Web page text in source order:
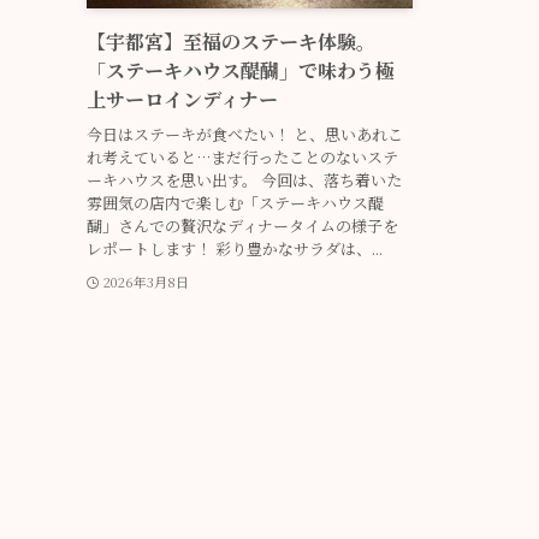
【宇都宮】至福のステーキ体験。
「ステーキハウス醍醐」で味わう極
上サーロインディナー
今日はステーキが食べたい！ と、思いあれこ
れ考えていると…まだ行ったことのないステ
ーキハウスを思い出す。 今回は、落ち着いた
雰囲気の店内で楽しむ「ステーキハウス醍
醐」さんでの贅沢なディナータイムの様子を
レポートします！ 彩り豊かなサラダは、...
2026年3月8日